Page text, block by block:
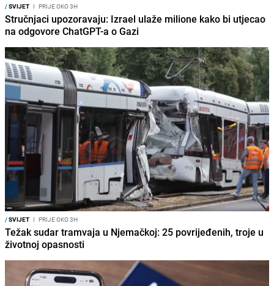
/SVIJET I PRIJE OKO 3H
Stručnjaci upozoravaju: Izrael ulaže milione kako bi utjecao
na odgovore ChatGPT-a o Gazi
/SVIJET I PRIJE OKO 3H
Težak sudar tramvaja u Njemačkoj: 25 povrijeđenih, troje u
životnoj opasnosti